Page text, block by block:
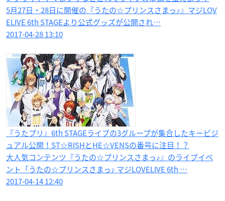
5月27日・28日に開催の『うたの☆プリンスさまっ♪』マジLOV
ELIVE 6th STAGEより公式グッズが公開され…
2017-04-28 13:10
『うたプリ』6th STAGE​ライブの3グループが集合したキービジ
ュアル公開！ST☆RISHとHE☆VENSの番号に注目！？
大人気コンテンツ『うたの☆プリンスさまっ♪』のライブイベ
ント「うたの☆プリンスさまっ♪ マジLOVELIVE 6th …
2017-04-14 12:40